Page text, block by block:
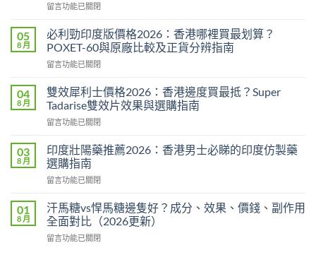
在
而
鋼
香
港
格
2026
攻
印
度
Viagra
價
比
較、
留言功能已關閉
05
8 月
必利勁印度版價格2026：香港哪裡買最划算？
POXET-60與原廠比較及正貨分辨指南
在
利
勁
印
度
價
格
2026：
香
哪
裡
最
留言功能已關閉
04
8 月
雙效犀利士價格2026：香港邊度買最抵？Super
Tadarise雙效片效果與選購指南
在
效
犀
利
士
格
2026：
港
留言功能已關閉
03
8 月
印度壯陽藥推薦2026：香港男士必睇的印度仿製藥
選購指南
在
度
壯
陽
藥
留言功能已關閉
01
8 月
汗馬糖vs悍馬糖邊隻好？成分、效果、價錢、副作用
全面對比（2026更新）
在
留言功能已關閉